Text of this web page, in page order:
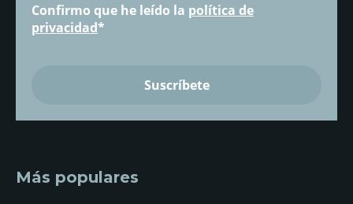
Confirmo que he leído la política de
privacidad*
Más populares